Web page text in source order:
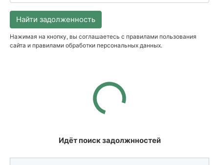
Найти задолженность
Нажимая на кнопку, вы соглашаетесь с правилами пользования
сайта и правилами обработки персональных данных.
Идёт поиск задолжнностей